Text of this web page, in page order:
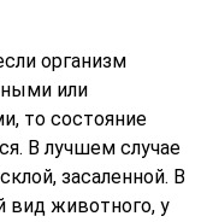
организм
или
то состояние
В лучшем случае
засаленной. В
животного, у